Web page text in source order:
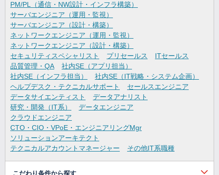
PM/PL（通信・NW設計・インフラ構築）
サーバエンジニア（運用・監視）
サーバエンジニア（設計・構築）
ネットワークエンジニア（運用・監視）
ネットワークエンジニア（設計・構築）
セキュリティスペシャリスト
プリセールス
ITセールス
品質管理・QA
社内SE（アプリ担当）
社内SE（インフラ担当）
社内SE（IT戦略・システム企画）
ヘルプデスク・テクニカルサポート
セールスエンジニア
データサイエンティスト
データアナリスト
研究・開発（IT系）
データエンジニア
クラウドエンジニア
CTO・CIO・VPoE・エンジニアリングMgr
ソリューションアーキテクト
テクニカルアカウントマネージャー
その他IT系職種
こだわり条件から探す